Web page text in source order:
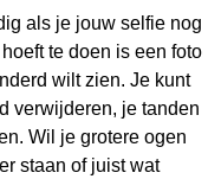
als je jouw selfie nog
te doen is een foto
wilt zien. Je kunt
verwijderen, je tanden
Wil je grotere ogen
staan of juist wat